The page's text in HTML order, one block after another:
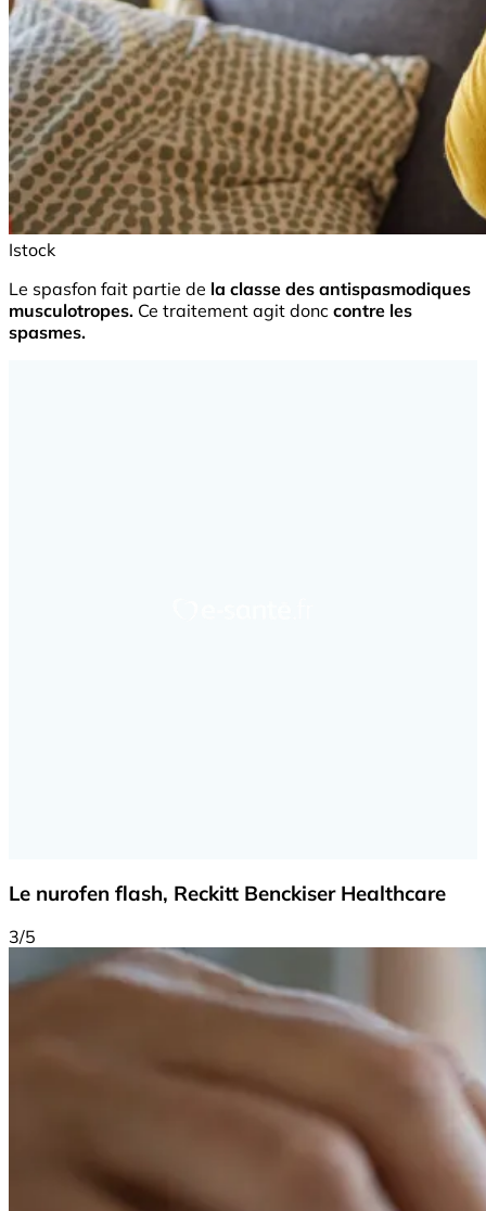
Istock
Le spasfon fait partie de la classe des antispasmodiques
musculotropes. Ce traitement agit donc contre les
spasmes.
Le nurofen flash, Reckitt Benckiser Healthcare
3/5